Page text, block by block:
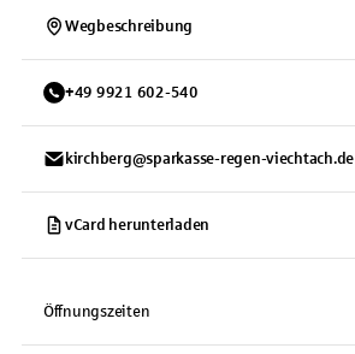
Wegbeschreibung
+49 9921 602-540
kirchberg@sparkasse-regen-viechtach.de
vCard herunterladen
Öffnungszeiten